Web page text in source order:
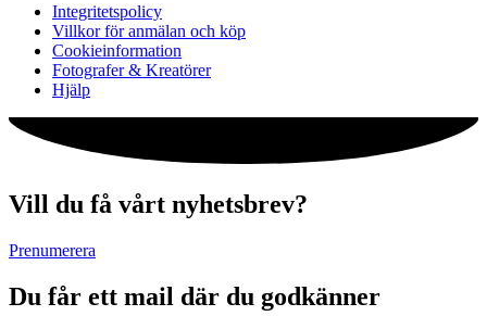
Integritetspolicy
Villkor för anmälan och köp
Cookieinformation
Fotografer & Kreatörer
Hjälp
Vill du få vårt nyhetsbrev?
Prenumerera
Du får ett mail där du godkänner